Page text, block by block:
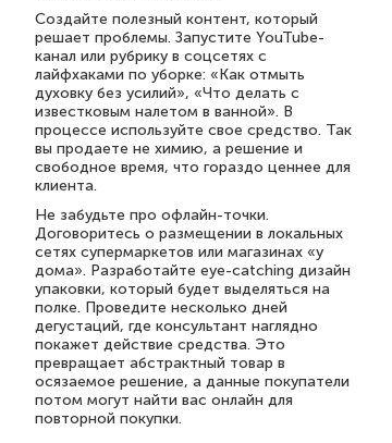
Создайте полезный контент, который
решает проблемы. Запустите YouTube-
канал или рубрику в соцсетях с
лайфхаками по уборке: «Как отмыть
духовку без усилий», «Что делать с
известковым налетом в ванной». В
процессе используйте свое средство. Так
вы продаете не химию, а решение и
свободное время, что гораздо ценнее для
клиента.
Не забудьте про офлайн-точки.
Договоритесь о размещении в локальных
сетях супермаркетов или магазинах «у
дома». Разработайте eye-catching дизайн
упаковки, который будет выделяться на
полке. Проведите несколько дней
дегустаций, где консультант наглядно
покажет действие средства. Это
превращает абстрактный товар в
осязаемое решение, а данные покупатели
потом могут найти вас онлайн для
повторной покупки.